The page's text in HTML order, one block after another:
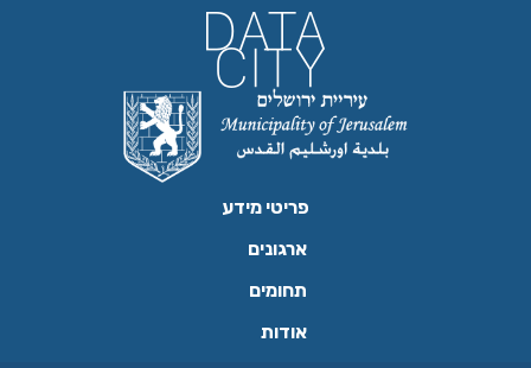
פריטי מידע
ארגונים
תחומים
אודות